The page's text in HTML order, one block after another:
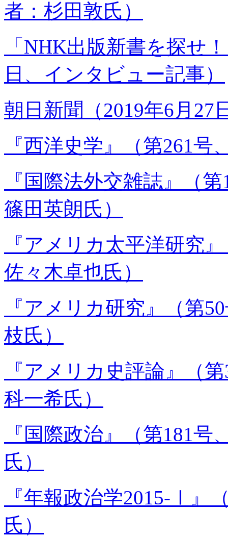
者：杉田敦氏）
「NHK出版新書を探せ
日、インタビュー記事）
朝日新聞（2019年6月27
『西洋史学』（第261
『国際法外交雑誌』（
篠田英朗氏）
『アメリカ太平洋研究
佐々木卓也氏）
『アメリカ研究』（第
枝氏）
『アメリカ史評論』（
科一希氏）
『国際政治』（第181号
氏）
『年報政治学2015-Ⅰ』
氏）